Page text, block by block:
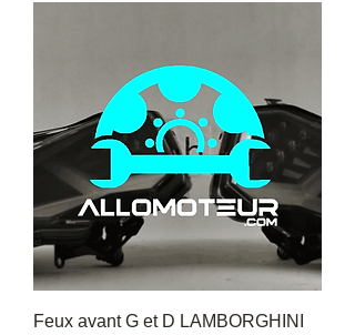
Feux avant G et D LAMBORGHINI